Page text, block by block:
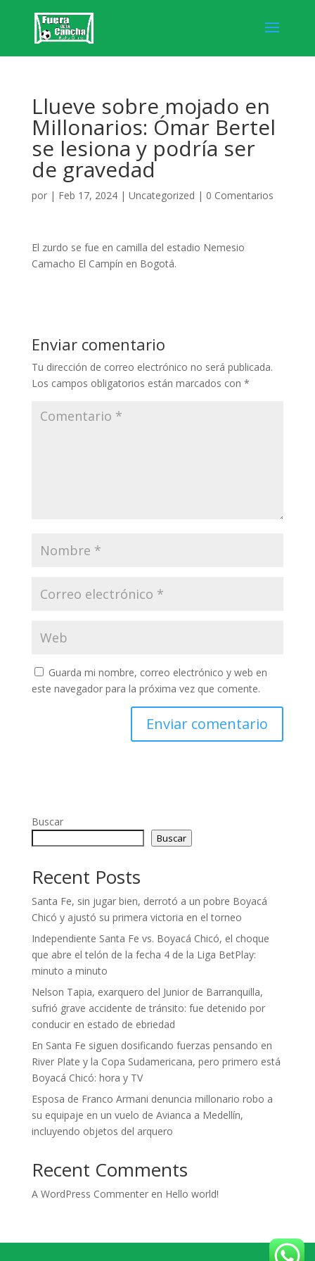
Llueve sobre mojado en
Millonarios: Ómar Bertel
se lesiona y podría ser
de gravedad
por | Feb 17, 2024| Uncategorized | 0 Comentarios
El zurdo se fue en camilla del estadio Nemesio
Camacho El Campín en Bogotá.
Enviar comentario
Tu dirección de correo electrónico no será publicada.
Los campos obligatorios están marcados con *
Guarda mi nombre, correo electrónico y web en
este navegador para la próxima vez que comente.
Buscar
Buscar
Recent Posts
Santa Fe, sin jugar bien, derrotó a un pobre Boyacá
Chicó y ajustó su primera victoria en el torneo
Independiente Santa Fe vs. Boyacá Chicó, el choque
que abre el telón de la fecha 4 de la Liga BetPlay:
minuto a minuto
Nelson Tapia, exarquero del Junior de Barranquilla,
sufrió grave accidente de tránsito: fue detenido por
conducir en estado de ebriedad
En Santa Fe siguen dosificando fuerzas pensando en
River Plate y la Copa Sudamericana, pero primero está
Boyacá Chicó: hora y TV
Esposa de Franco Armani denuncia millonario robo a
su equipaje en un vuelo de Avianca a Medellín,
incluyendo objetos del arquero
Recent Comments
A WordPress Commenteren Hello world!